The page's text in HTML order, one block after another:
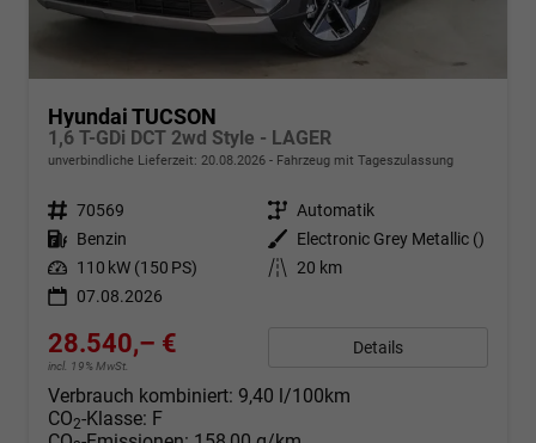
Hyundai TUCSON
1,6 T-GDi DCT 2wd Style - LAGER
unverbindliche Lieferzeit: 20.08.2026 Fahrzeug mit Tageszulassung
Fahrzeugnr. 70569 Getriebe Automatik
Kraftstoff Benzin Außenfarbe
Electronic Grey Metallic ()
Leistung 110 kW (150 PS) Kilometerstand 20 km
07.08.2026
28.540,– €
incl. 19% MwSt.
Details
Verbrauch kombiniert: 9,40 l/100km
CO2-Klasse: F